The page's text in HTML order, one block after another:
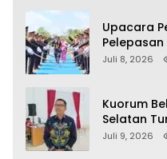
Upacara
Selatan
Juli 8, 2026
Kuorum
Selatan
Raperda
Juli 9, 2026